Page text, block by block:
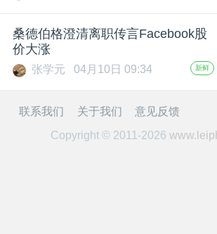
公
课
桑德伯格澄清离职传言Facebook股
价大涨
张学元 04月10日 09:34 新鲜
联系我们 关于我们
意见反馈
Copyright © 2011-2026